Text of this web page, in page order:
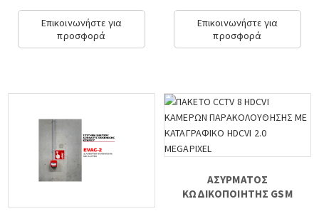
παρέχει πραγματική εικόνα
της κατάστασης εντός του
κτηρίου τη στιγμή του
Επικοινωνήστε για
προσφορά
κοινού, βασιζόμενος σε
κάμερες τεχνολογίας
Τεχνητής Νοημοσύνης (AI)...
Επικοινωνήστε για
προσφορά
ΑΣΥΡΜΑΤΟΣ
ΚΩΔΙΚΟΠΟΙΗΤΗΣ GSM